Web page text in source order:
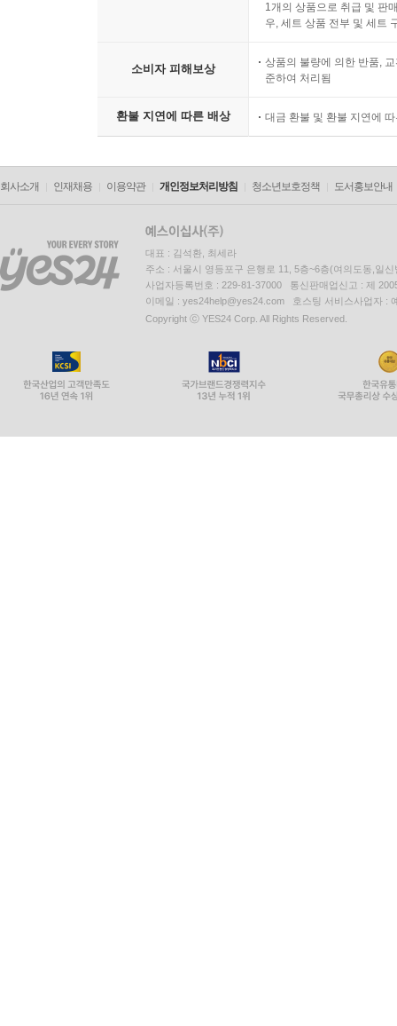
1개의 상품으로 취급 및 판
우, 세트 상품 전부 및 세트
소비자 피해보상
상품의 불량에 의한 반품,
준하여 처리됨
환불 지연에 따른 배상 대금 환불 및 환불 지연에
회사소개 인재채용 이용약관 개인정보처리방침 청소년보호정책 도서홍보안내
대표 : 김석환, 최세라
주소 : 서울시 영등포구 은행로 11, 5층~6층(여의도동,일신
사업자등록번호 : 229-81-37000 통신판매업신고 : 제
이메일 : yes24help@yes24.com 호스팅 서비스사업자 :
Copyright ⓒ YES24 Corp. All Rights Reserved.